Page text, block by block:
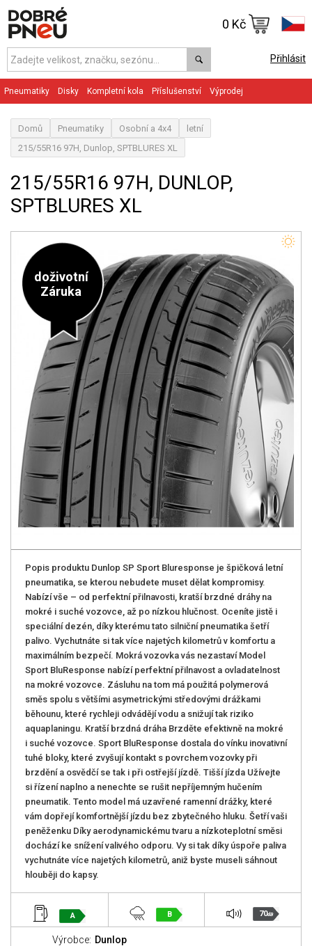
Přihlásit
0 Kč
Pneumatiky Disky Kompletní kola Příslušenství Výprodej
Domů Pneumatiky Osobní a 4x4
letní
215/55R16 97H, Dunlop, SPTBLURES XL
215/55R16 97H, DUNLOP,
SPTBLURES XL
doživotní
Záruka
Popis produktu Dunlop SP Sport Bluresponse je špičková letní
pneumatika, se kterou nebudete muset dělat kompromisy.
Nabízí vše – od perfektní přilnavosti, kratší brzdné dráhy na
mokré i suché vozovce, až po nízkou hlučnost. Oceníte jistě i
speciální dezén, díky kterému tato silniční pneumatika šetří
palivo. Vychutnáte si tak více najetých kilometrů v komfortu a
maximálním bezpečí. Mokrá vozovka vás nezastaví Model
Sport BluResponse nabízí perfektní přilnavost a ovladatelnost
na mokré vozovce. Zásluhu na tom má použitá polymerová
směs spolu s většími asymetrickými středovými drážkami
běhounu, které rychleji odvádějí vodu a snižují tak riziko
aquaplaningu. Kratší brzdná dráha Brzděte efektivně na mokré
i suché vozovce. Sport BluResponse dostala do vínku inovativní
tuhé bloky, které zvyšují kontakt s povrchem vozovky při
brzdění a osvědčí se tak i při ostřejší jízdě. Tišší jízda Užívejte
si řízení naplno a nenechte se rušit nepříjemným hučením
pneumatik. Tento model má uzavřené ramenní drážky, které
vám dopřejí komfortnější jízdu bez zbytečného hluku. Šetří vaši
peněženku Díky aerodynamickému tvaru a nízkoteplotní směsi
dochází ke snížení valivého odporu. Vy si tak díky úspoře paliva
vychutnáte více najetých kilometrů, aniž byste museli sáhnout
hlouběji do kapsy.
A B 70dB
Výrobce: Dunlop